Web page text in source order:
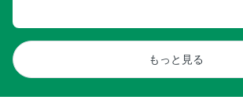
もっと見る